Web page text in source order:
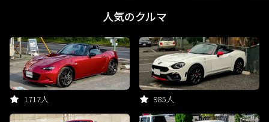
人気のクルマ
1717人 985人